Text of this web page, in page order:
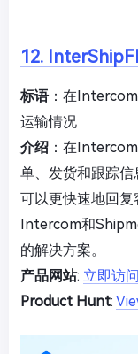
12.
标语：在
运输情况
介绍 ：在
单、发货和跟踪
可以更快速地回复
Intercom和
的解决方案。
产品网站: 立即访问
Product Hunt: